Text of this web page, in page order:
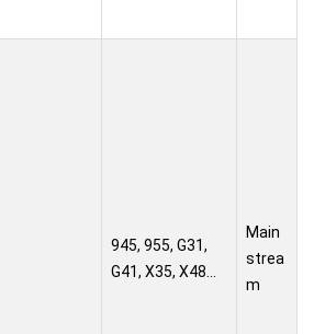
945, 955, G31,
G41, X35, X48…
Main
strea
m